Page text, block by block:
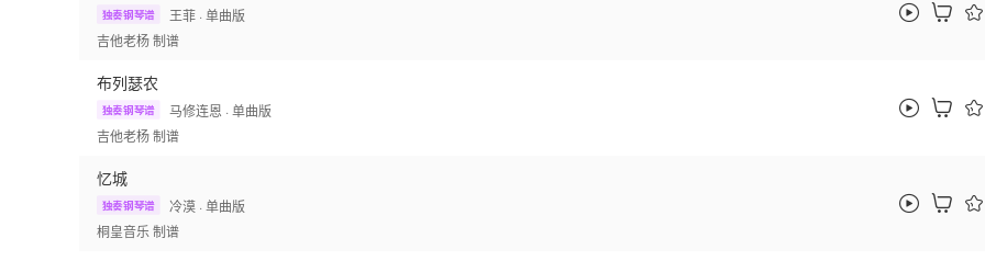
独奏钢琴谱 王菲 · 单曲版
吉他老杨制谱
布列瑟农
独奏钢琴谱 马修连恩 · 单曲版
吉他老杨制谱
忆城
独奏钢琴谱 冷漠 · 单曲版
桐皇音乐 制谱